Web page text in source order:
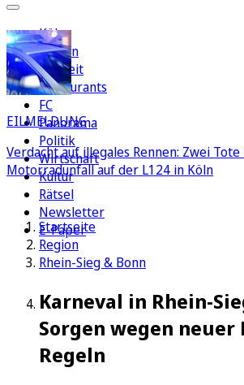
Köln
Region
Freizeit
Restaurants
FC
Panorama
Politik
Wirtschaft
Kultur
Rätsel
Newsletter
E-Paper
EILMELDUNG
Verdacht auf illegales Rennen: Zwei
Motorradunfall auf der L124 in Köln
Startseite
Region
Rhein-Sieg & Bonn
Karneval in Rhein-
Sorgen wegen neuer
Regeln